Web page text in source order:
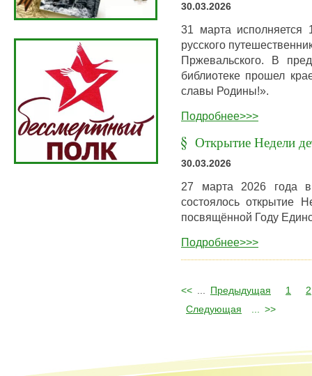
30.03.2026
31 марта исполняется
русского
Пржевальского. В
библиотеке прошел
славы Родины!».
Подробнее>>>
Открытие Недели
30.03.2026
27 марта 2026 года в
состоялось открытие
посвящённой Году
Подробнее>>>
<< Предыдущая 1
2
Следующая
>>